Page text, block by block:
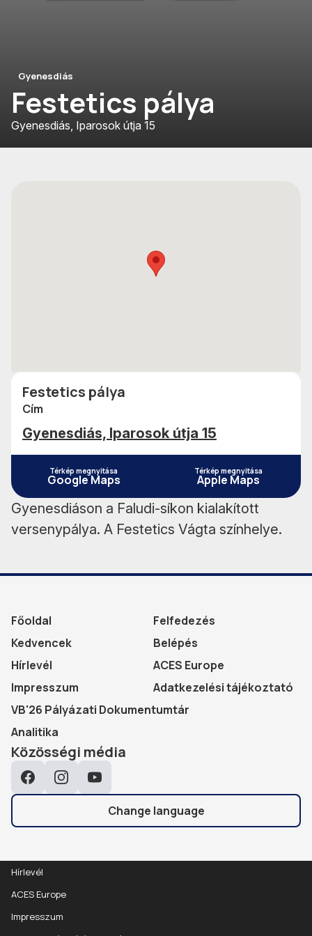
Gyenesdiás
Festetics pálya
Gyenesdiás, Iparosok útja 15
Festetics pálya
Cím
Gyenesdiás, Iparosok útja 15
Térkép megnyitása
Google Maps
Térkép megnyitása
Apple Maps
Gyenesdiáson a Faludi-síkon kialakított
versenypálya. A Festetics Vágta színhelye.
Főoldal
Felfedezés
Kedvencek
Belépés
Hírlevél
ACES Europe
Impresszum
Adatkezelési tájékoztató
VB'26 Pályázati Dokumentumtár
Analitika
Közösségi média
Change language
Hírlevél
ACES Europe
Impresszum